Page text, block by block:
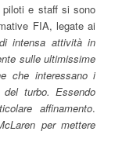
e staff si sono
FIA, legate ai
intensa attività in
sulle ultimissime
che interessano i
turbo. Essendo
affinamento.
per mettere